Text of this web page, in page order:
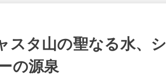
スタ山の聖なる水、シ
の源泉